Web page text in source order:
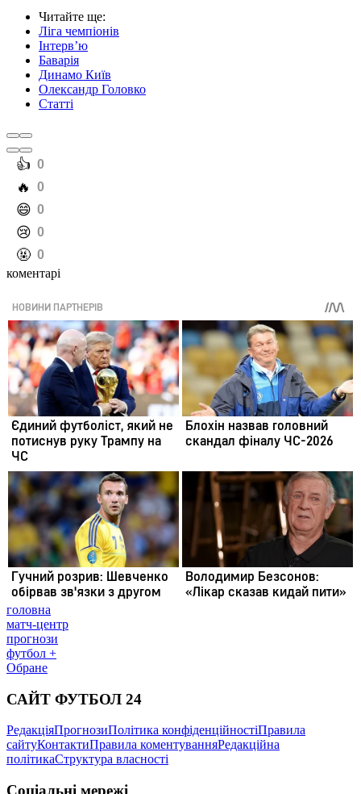
Читайте ще:
Ліга чемпіонів
Інтерв’ю
Баварія
Динамо Київ
Олександр Головко
Статті
️👍 0
️🔥 0
️😄 0
️😢 0
️🤬 0
коментарі
головна
матч-центр
прогнози
футбол +
Обране
САЙТ ФУТБОЛ 24
РедакціяПрогнозиПолітика конфіденційностіПравила
сайтуКонтактиПравила коментуванняРедакційна
політикаСтруктура власності
Соціальні мережі